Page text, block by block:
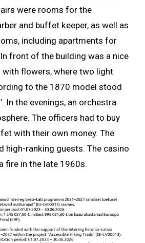
were rooms for the
and buffet keeper, as well as
including apartments for
In front of the building was a nice
flowers, where two light
to the 1870 model stood
In the evenings, an orchestra
The officers had to buy
with their own money. The
high-ranking guests. The casino
fire in the late 1960s.